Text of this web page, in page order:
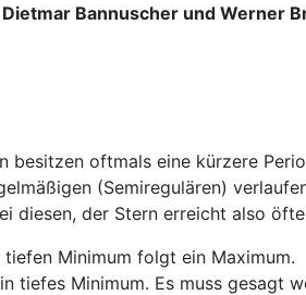
Dietmar Bannuscher und Werner
oftmals eine kürzere
(Semiregulären)
diesen, der Stern erreicht also
Minimum folgt ein
Minimum. Es muss gesagt